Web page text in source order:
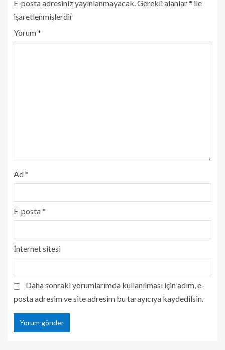
E-posta adresiniz yayınlanmayacak.Gerekli alanlar* ile
işaretlenmişlerdir
Yorum*
Ad*
E-posta*
İnternet sitesi
Daha sonraki yorumlarımda kullanılması için adım, e-
posta adresim ve site adresim bu tarayıcıya kaydedilsin.